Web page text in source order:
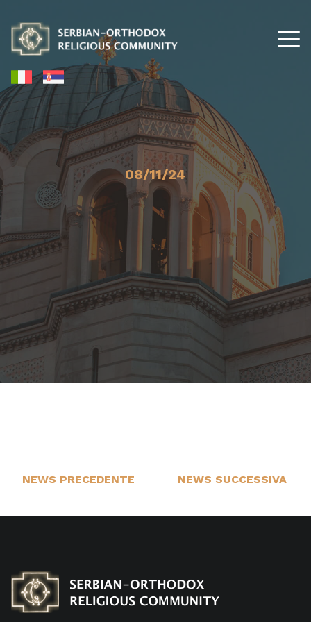
08/11/24
NEWS PRECEDENTE NEWS SUCCESSIVA